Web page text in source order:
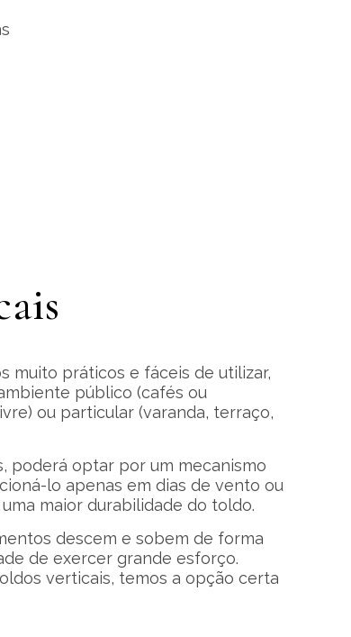
muito práticos e fáceis de utilizar,
público (cafés ou
ou particular (varanda, terraço,
poderá optar por um mecanismo
lo apenas em dias de vento ou
maior durabilidade do toldo.
descem e sobem de forma
de exercer grande esforço.
verticais, temos a opção certa